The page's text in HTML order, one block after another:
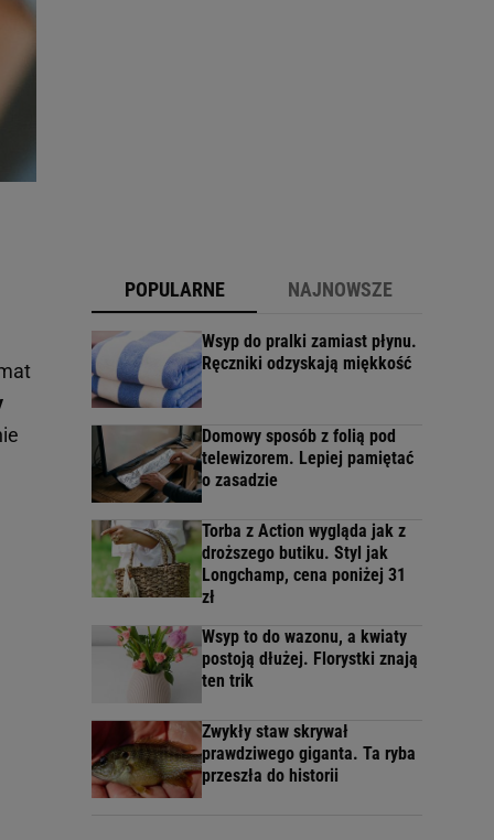
POPULARNE NAJNOWSZE
Wsyp do pralki zamiast płynu.
Ręczniki odzyskają miękkość
Domowy sposób z folią pod
telewizorem. Lepiej pamiętać
o zasadzie
Torba z Action wygląda jak z
droższego butiku. Styl jak
Longchamp, cena poniżej 31
zł
Wsyp to do wazonu, a kwiaty
postoją dłużej. Florystki znają
ten trik
Zwykły staw skrywał
prawdziwego giganta. Ta ryba
przeszła do historii